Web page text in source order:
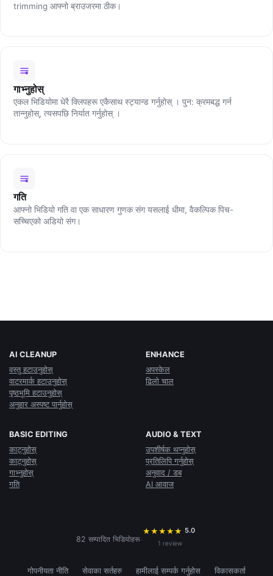
trimming आफ्नो ब्राउजरमा ठीक।
गाभ्नुहोस्
एकल भिडियोमा धेरै क्लिपहरू एकैसाथ स्ट्यान्ड गर्नुहोस् । पुन: क्रमबद्ध गर्न
तान्नुहोस्, त्यसपछि निर्यात गर्नुहोस् ।
गति
आफ्नो भिडियो गति वा एक साधारण गुणक संग यसलाई धीमा, वैकल्पिक पिच-
सच्चिएको अडियो संग।
AI CLEANUP
वस्तु हटाउनुहोस्
वाटरमार्क हटाउनुहोस्
पृष्ठभूमि हटाउनुहोस्
अनुहार अस्पष्ट पार्नुहोस्
ENHANCE
अपस्केल
ढिलो चाल
BASIC EDITING
काट्नुहोस्
काट्नुहोस्
गाभ्नुहोस्
गति
AUDIO & TEXT
उपशीर्षक थप्नुहोस्
प्रतिलिपि गर्नुहोस्
अनुवाद / डब
AI आवाज
82 सम्पादित भिडियोहरू·
★ ★ ★ ★ ★ 5.0
1 review
गोपनीयता नीति सेवाका सर्तहरु हामीलाई सम्पर्क गर्नुहोस विकासकर्ता